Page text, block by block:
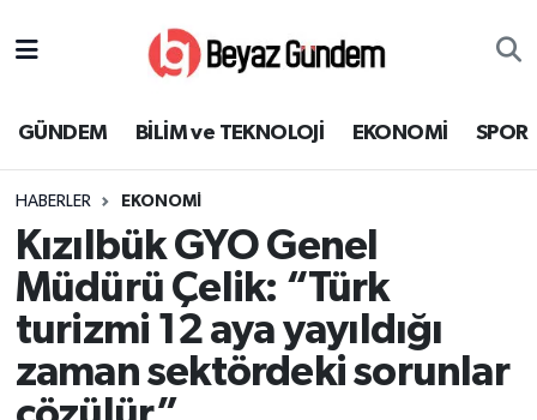
GÜNDEM BİLİM ve TEKNOLOJİ EKONOMİ SPOR
HABERLER EKONOMİ
Kızılbük GYO Genel
Müdürü Çelik: “Türk
turizmi 12 aya yayıldığı
zaman sektördeki sorunlar
EKONOMİ
SPOR
SAĞLIK
EĞİTİM
Süper Lig Puan Durumu ve Fikstür
Tüm Manşetler
Son Dakika Haberleri
Haber Arşivi